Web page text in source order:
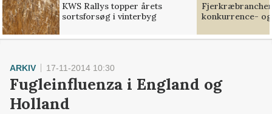
KWS Rallys topper årets
sortsforsøg i vinterbyg
konkurrence-
ARKIV 17-11-2014 10:30
Fugleinfluenza i England og
Holland